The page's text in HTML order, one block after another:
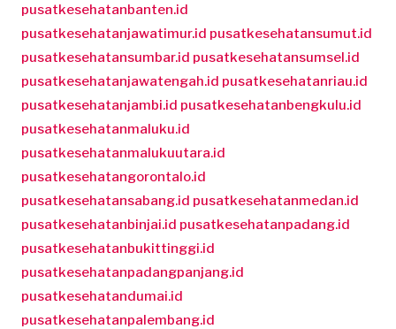
pusatkesehatanbanten.id
pusatkesehatanjawatimur.id pusatkesehatansumut.id
pusatkesehatansumbar.id pusatkesehatansumsel.id
pusatkesehatanjawatengah.id pusatkesehatanriau.id
pusatkesehatanjambi.id pusatkesehatanbengkulu.id
pusatkesehatanmaluku.id
pusatkesehatanmalukuutara.id
pusatkesehatangorontalo.id
pusatkesehatansabang.id pusatkesehatanmedan.id
pusatkesehatanbinjai.id pusatkesehatanpadang.id
pusatkesehatanbukittinggi.id
pusatkesehatanpadangpanjang.id
pusatkesehatandumai.id
pusatkesehatanpalembang.id